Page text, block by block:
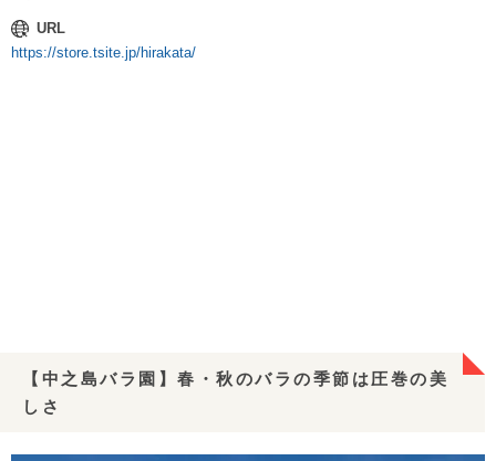
URL
https://store.tsite.jp/hirakata/
【中之島バラ園】春・秋のバラの季節は圧巻の美
しさ